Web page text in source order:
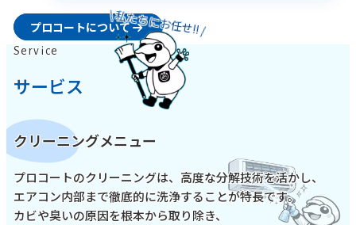
プロコートについて
Service
サービス
\ 私たちにお任せ!! /
クリーニングメニュー
プロコートのクリーニングは、高度な分解技術を活かし、
エアコン内部まで徹底的に洗浄することが特長です。
カビや臭いの原因を根本から取り除き、